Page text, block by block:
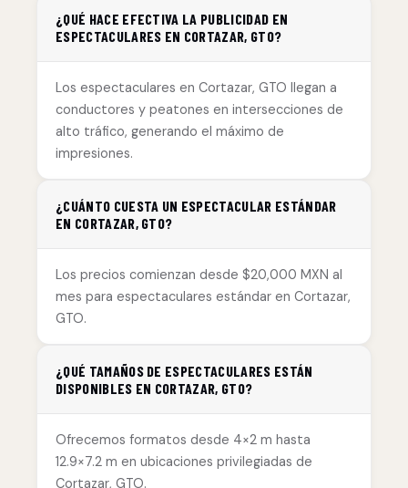
¿QUÉ HACE EFECTIVA LA PUBLICIDAD EN
ESPECTACULARES EN CORTAZAR, GTO?
Los espectaculares en Cortazar, GTO llegan a
conductores y peatones en intersecciones de
alto tráfico, generando el máximo de
impresiones.
¿CUÁNTO CUESTA UN ESPECTACULAR ESTÁNDAR
EN CORTAZAR, GTO?
Los precios comienzan desde $20,000 MXN al
mes para espectaculares estándar en Cortazar,
GTO.
¿QUÉ TAMAÑOS DE ESPECTACULARES ESTÁN
DISPONIBLES EN CORTAZAR, GTO?
Ofrecemos formatos desde 4×2 m hasta
12.9×7.2 m en ubicaciones privilegiadas de
Cortazar, GTO.